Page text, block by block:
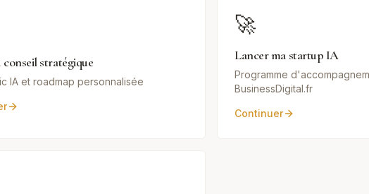
stratégique
IA et roadmap personnalisée
🚀
Lancer ma startup IA
Programme
BusinessDigital.fr
Continuer